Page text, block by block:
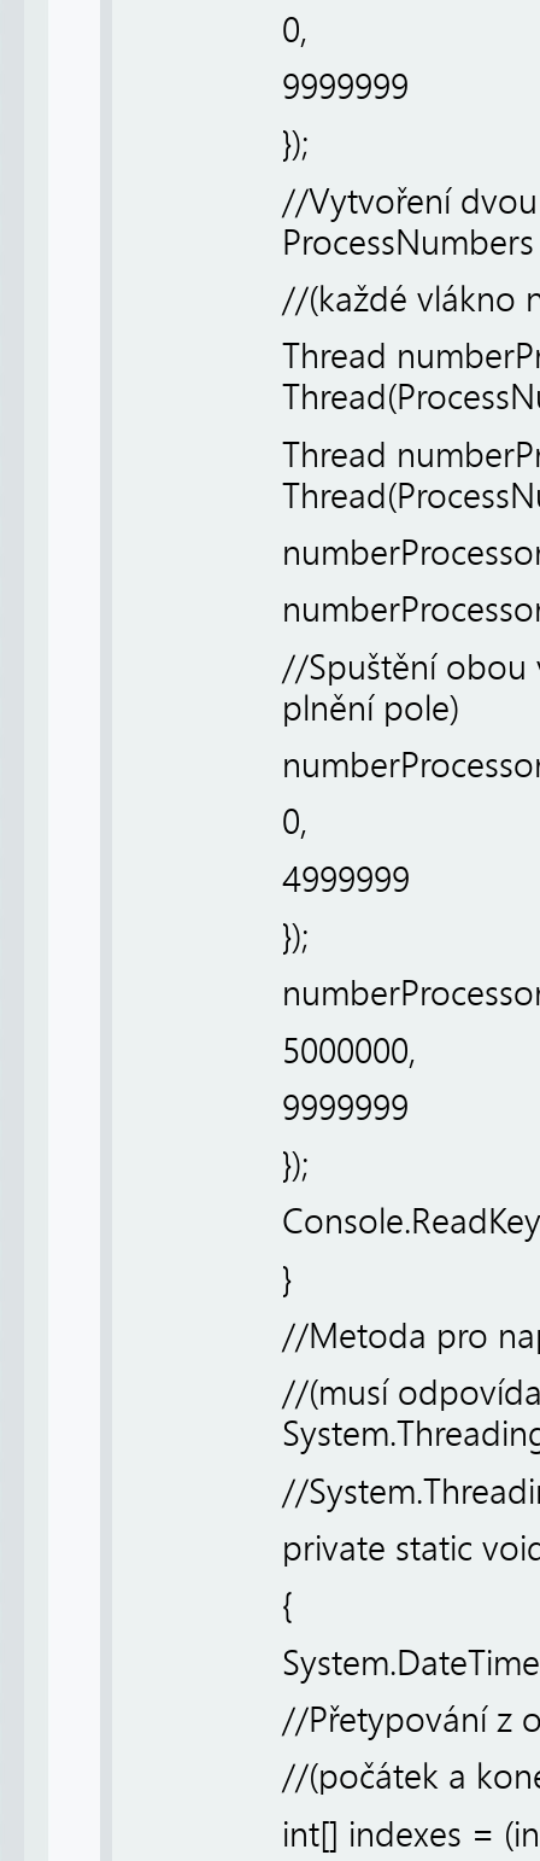
0,
9999999
});
//Vytvoření
ProcessNumbers
//(každé vlákno
Thread
Thread
//Spuštění obou
plnění pole)
0,
4999999
});
5000000,
9999999
});
}
//Metoda pro
//(musí
//
private static
{
//Přetypování z
//(počátek a
int[] indexes =